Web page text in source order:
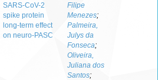
SARS-CoV-2
spike protein
long-term effect
on neuro-PASC
Filipe
Menezes;
Palmeira,
Julys da
Fonseca;
Oliveira,
Juliana dos
Santos;